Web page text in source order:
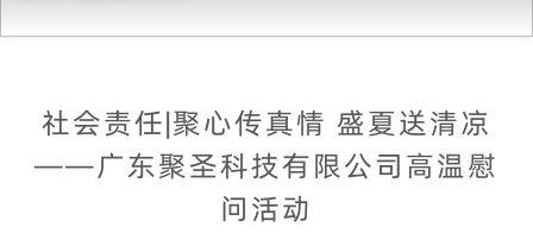
社会责任|聚心传真情 盛夏送清凉
——广东聚圣科技有限公司高温慰
问活动